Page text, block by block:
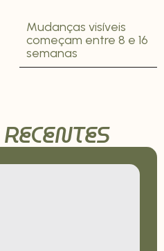
Mudanças visíveis
começam entre 8 e 16
semanas
RECENTES